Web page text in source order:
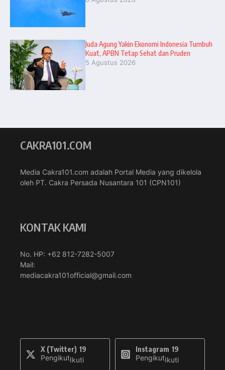
Juda Agung Yakin Ekonomi Indonesia Tumbuh
Kuat, APBN Tetap Sehat dan Pruden
5 Agustus 2026
CAKRA101.COM
Media Cakra101.com adalah Portal Media yang dikelola
oleh PT. Cakra Persada Nusantara 101 (CPN101)
KONTAK KAMI
No. HP: +62 812-7282-5007
Mail:
mediacakra101official@gmail.com
X (Twitter) 19
PengikutIkuti
Instagram 19
PengikutIkuti